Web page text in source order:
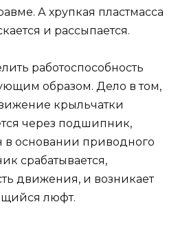
А хрупкая пластмасса
и рассыпается.
работоспособность
образом. Дело в том,
крыльчатки
через подшипник,
в основании приводного
срабатывается,
движения, и возникает
люфт.